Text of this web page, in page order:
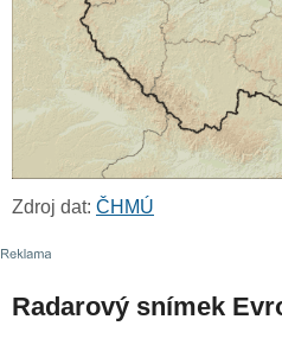
Zdroj dat: ČHMÚ
Radarový snímek